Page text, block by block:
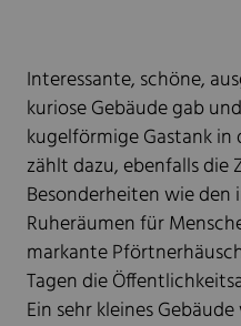
Interessante, schöne,
kuriose Gebäude gab
kugelförmige Gastank in
zählt dazu, ebenfalls die
Besonderheiten wie
Ruheräumen für
markante
Tagen die
Ein sehr kleines